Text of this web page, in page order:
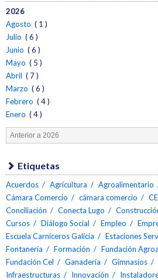
2026
Agosto ( 1 )
Julio ( 6 )
Junio ( 6 )
Mayo ( 5 )
Abril ( 7 )
Marzo ( 6 )
Febrero ( 4 )
Enero ( 4 )
Etiquetas
Acuerdos Agricultura Agroalimentario
Cámara Comercio
cámara comercio
Conciliación
Conecta Lugo
Cursos
Diálogo Social Empleo
Escuela Carniceros Galicia
Estaciones
Fontanería
Formación
Fundación
Fundación Cel
Ganadería Gimnasios
Infraestructuras
Innovación